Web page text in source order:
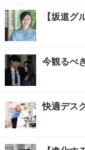
【坂道
今観るべ
快適デス